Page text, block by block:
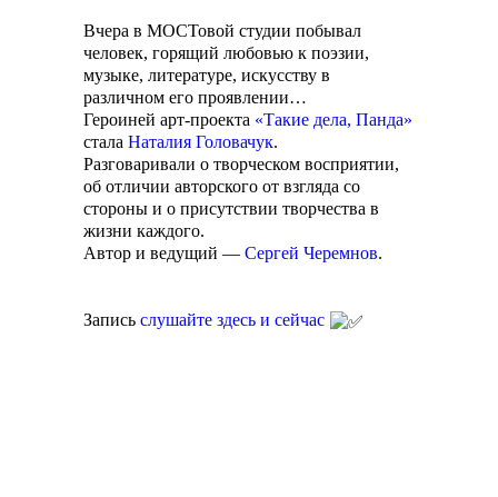
Вчера в МОСТовой студии побывал
человек, горящий любовью к поэзии,
музыке, литературе, искусству в
различном его проявлении…
Героиней арт-проекта «Такие дела, Панда»
стала Наталия Головачук.
Разговаривали о творческом восприятии,
об отличии авторского от взгляда со
стороны и о присутствии творчества в
жизни каждого.
Автор и ведущий — Сергей Черемнов.
Запись слушайте здесь и сейчас